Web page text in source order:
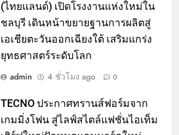
(ไทยแลนด์) เปิดโรงงานแห่งใหม่ใน
ชลบุรี เดินหน้าขยายฐานการผลิตสู่
เอเชียตะวันออกเฉียงใต้ เสริมแกร่ง
ยุทธศาสตร์ระดับโลก
admin
4 ชั่วโมง ago 0
TECNO ประกาศทรานส์ฟอร์มจาก
เกมมิ่งโฟน สู่ไลฟ์สไตล์แฟชั่นไอเท็ม